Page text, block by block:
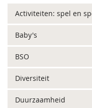
Activiteiten: spel en
Baby's
BSO
Diversiteit
Duurzaamheid